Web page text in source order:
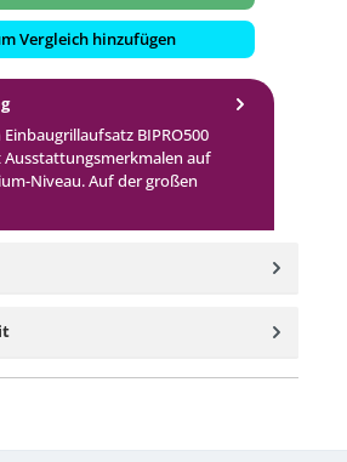
Vergleich hinzufügen
BIPRO500
Ausstattungsmerkmalen auf
Niveau. Auf der großen